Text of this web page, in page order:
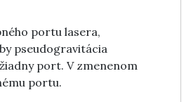
portu lasera,
pseudogravitácia
port. V zmenenom
portu.